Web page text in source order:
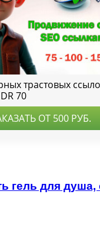
гель для душа,